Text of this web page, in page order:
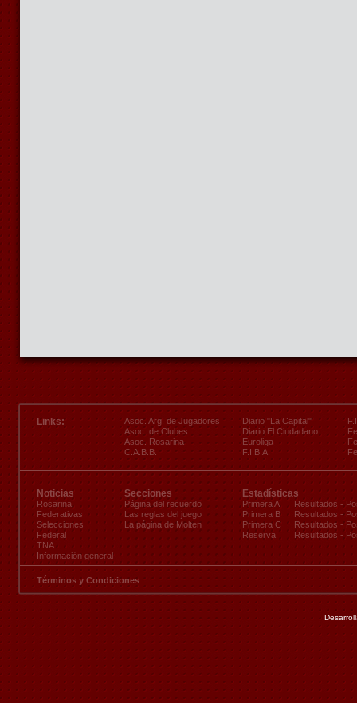
Links:
Asoc. Arg. de Jugadores
Asoc. de Clubes
Asoc. Rosarina
C.A.B.B.
Diario "La Capital"
Diario El Ciudadano
Euroliga
F.I.B.A.
Noticias
Rosarina
Federativas
Selecciones
Federal
TNA
Información general
Secciones
Página del recuerdo
Las reglas del juego
La página de Molten
Estadísticas
Primera A
Primera B
Primera C
Reserva
Resultados -
Resultados -
Resultados -
Resultados -
Términos y Condiciones